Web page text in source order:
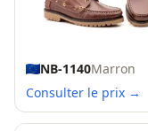
NB-1140Marron
Consulter le prix →